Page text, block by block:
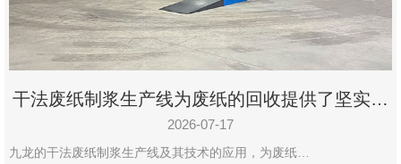
干法废纸制浆生产线为废纸的回收提供了坚实的
保障
2026-07-17
九龙的干法废纸制浆生产线及其技术的应用，为废纸…